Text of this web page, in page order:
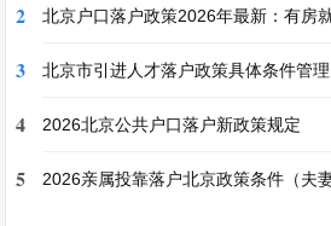
2 北京户口落户政策2026年最新：有房
3 北京市引进人才落户政策具体条件管
4 2026北京公共户口落户新政策规定
5 2026亲属投靠落户北京政策条件（夫